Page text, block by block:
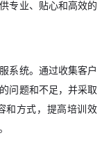
专业、贴心和高效的
系统。通过收集客户
问题和不足，并采取
和方式，提高培训效